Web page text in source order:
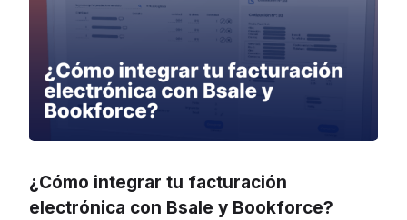
¿Cómo integrar tu facturación
electrónica con Bsale y Bookforce?